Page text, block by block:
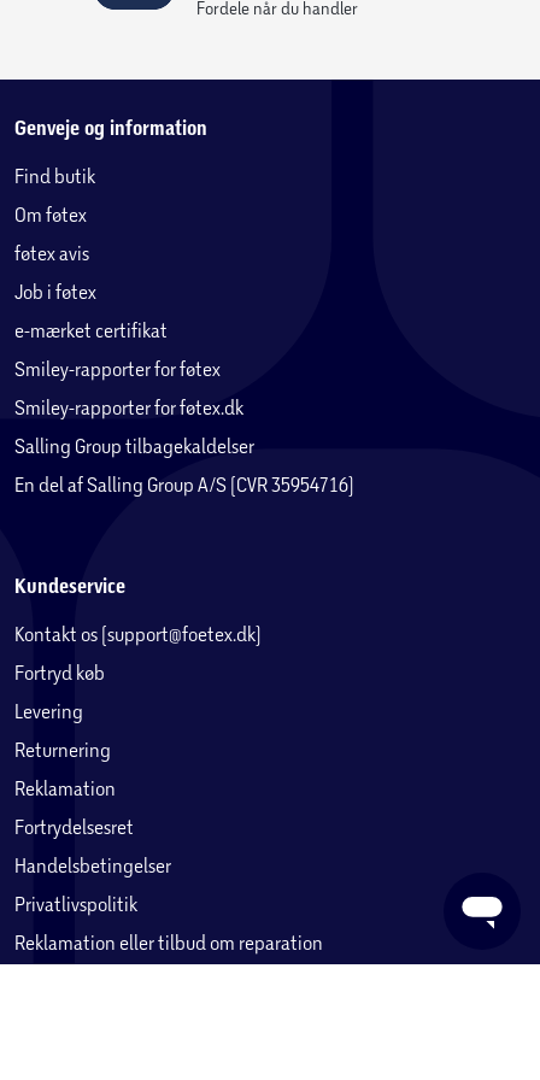
Fordele når du handler
Genveje og information
Find butik
Om føtex
føtex avis
Job i føtex
e-mærket certifikat
Smiley-rapporter for føtex
Smiley-rapporter for føtex.dk
Salling Group tilbagekaldelser
En del af Salling Group A/S (CVR 35954716)
Kundeservice
Kontakt os (support@foetex.dk)
Fortryd køb
Levering
Returnering
Reklamation
Fortrydelsesret
Handelsbetingelser
Privatlivspolitik
Reklamation eller tilbud om reparation